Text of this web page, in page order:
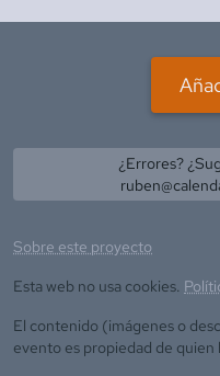
¿Errores?
Sobre este proyecto
Esta web no usa cookies.
El contenido (imágenes o
evento es propiedad de